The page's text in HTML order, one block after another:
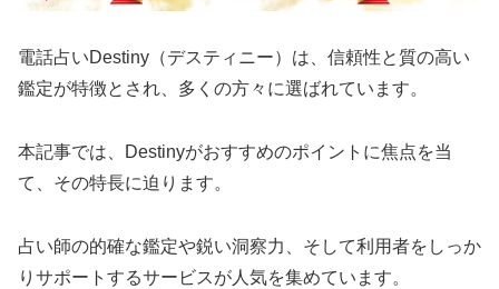
電話占いDestiny（デスティニー）は、信頼性と質の高い
鑑定が特徴とされ、多くの方々に選ばれています。
本記事では、Destinyがおすすめのポイントに焦点を当
て、その特長に迫ります。
占い師の的確な鑑定や鋭い洞察力、そして利用者をしっか
りサポートするサービスが人気を集めています。